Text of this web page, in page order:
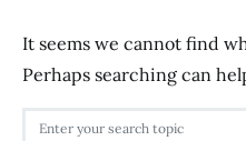
It seems we cannot find
Perhaps searching can
Search for: